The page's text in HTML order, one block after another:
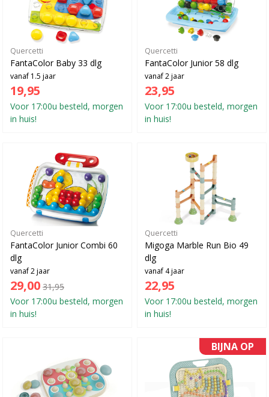
Quercetti
FantaColor Baby 33 dlg
vanaf 1.5 jaar
19,95
Voor 17:00u besteld, morgen
in huis!
Quercetti
FantaColor Junior 58 dlg
vanaf 2 jaar
23,95
Voor 17:00u besteld, morgen
in huis!
Quercetti
FantaColor Junior Combi 60
dlg
vanaf 2 jaar
29,00 31,95
Voor 17:00u besteld, morgen
in huis!
Quercetti
Migoga Marble Run Bio 49
dlg
vanaf 4 jaar
22,95
Voor 17:00u besteld, morgen
in huis!
BIJNA OP